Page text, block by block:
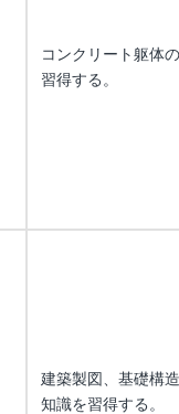
コンクリート躯体
習得する。
建築製図、基礎構
知識を習得する。